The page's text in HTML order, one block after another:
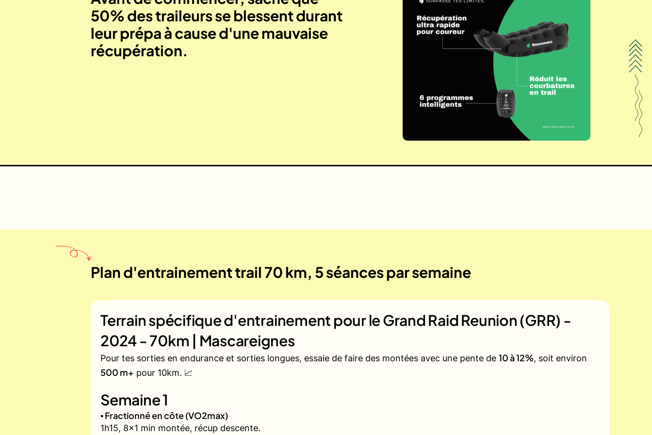
50% des traileurs se blessent durant
leur prépa à cause d'une mauvaise
récupération.
Plan d'entrainement trail 70 km, 5 séances par semaine
Terrain spécifique d'entrainement pour leGrand Raid Reunion (GRR) -
2024 - 70km | Mascareignes
Pour tes sorties en endurance et sorties longues, essaie de faire des montées avec une pente de 10 à 12%, soit environ
500 m+ pour 10km. 📈
Semaine 1
▪️ Fractionné en côte (VO2max)
1h15, 8x1 min montée, récup descente.